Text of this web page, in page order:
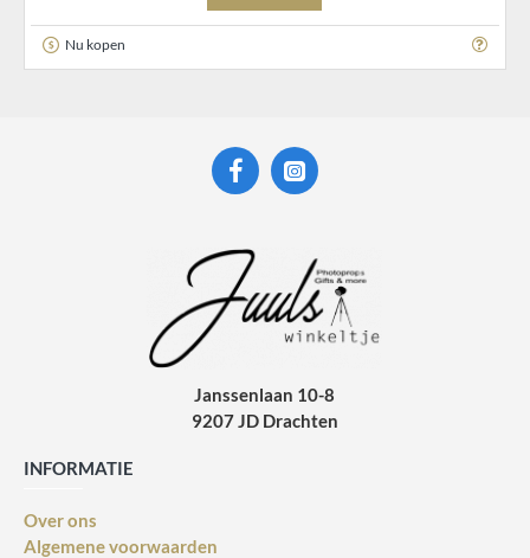
Nu kopen
Janssenlaan 10-8
9207 JD Drachten
INFORMATIE
Over ons
Algemene voorwaarden